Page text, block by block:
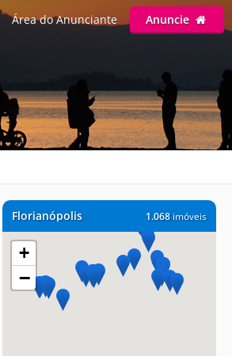
Área do Anunciante Anuncie
1.068imóveis
Florianópolis
+
−